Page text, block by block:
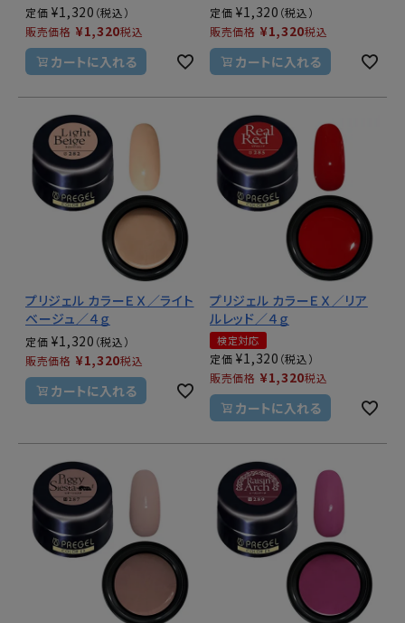
定価 ¥1,320
販売価格 ¥1,320税込
カートに入れる
定価 ¥1,320
販売価格 ¥1,320税込
カートに入れる
プリジェル カラーＥＸ／ライト
ベージュ／４ｇ
定価 ¥1,320
販売価格 ¥1,320税込
カートに入れる
プリジェル カラーＥＸ／リア
ルレッド／４ｇ
検定対応
定価 ¥1,320
販売価格 ¥1,320税込
カートに入れる